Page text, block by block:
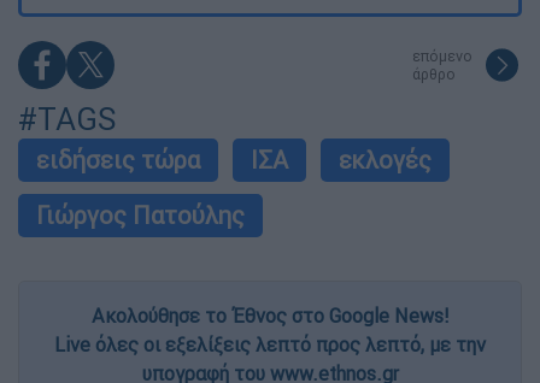
επόμενο
άρθρο
#TAGS
ειδήσεις τώρα ΙΣΑ
εκλογές
Γιώργος Πατούλης
Ακολούθησε το Έθνος στο Google News!
Live όλες οι εξελίξεις λεπτό προς λεπτό, με την
υπογραφή του www.ethnos.gr